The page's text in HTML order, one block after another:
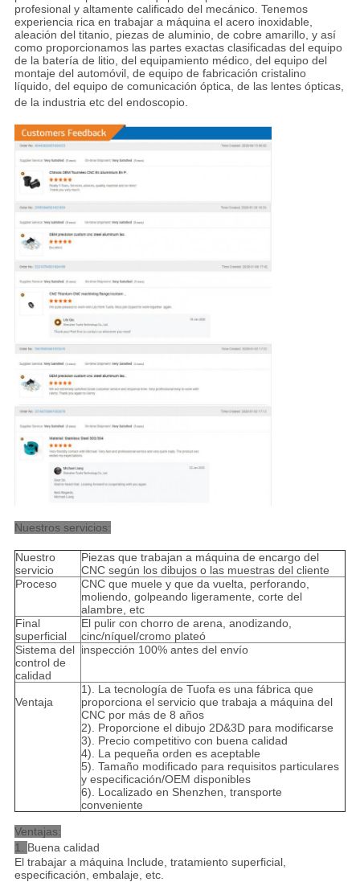
profesional y altamente calificado del mecánico. Tenemos
experiencia rica en trabajar a máquina el acero inoxidable,
aleación del titanio, piezas de aluminio, de cobre amarillo, y así
como proporcionamos las partes exactas clasificadas del equipo
de la batería de litio, del equipamiento médico, del equipo del
montaje del automóvil, de equipo de fabricación cristalino
líquido, del equipo de comunicación óptica, de las lentes ópticas,
de la industria etc del endoscopio.
Nuestros servicios:
Nuestro
servicio
Piezas que trabajan a máquina de encargo del
CNC según los dibujos o las muestras del cliente
Proceso
CNC que muele y que da vuelta, perforando,
moliendo, golpeando ligeramente, corte del
alambre, etc
Final
superficial
El pulir con chorro de arena, anodizando,
cinc/níquel/cromo plateó
Sistema del
control de
calidad
inspección 100% antes del envío
Ventaja
1). La tecnología de Tuofa es una fábrica que
proporciona el servicio que trabaja a máquina del
CNC por más de 8 años
2). Proporcione el dibujo 2D&3D para modificarse
3). Precio competitivo con buena calidad
4). La pequeña orden es aceptable
5). Tamaño modificado para requisitos particulares
y especificación/OEM disponibles
6). Localizado en Shenzhen, transporte
conveniente
Ventajas:
1. Buena calidad
El trabajar a máquina Include, tratamiento superficial,
especificación, embalaje, etc.